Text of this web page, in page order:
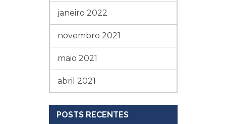
janeiro 2022
novembro 2021
maio 2021
abril 2021
POSTS RECENTES